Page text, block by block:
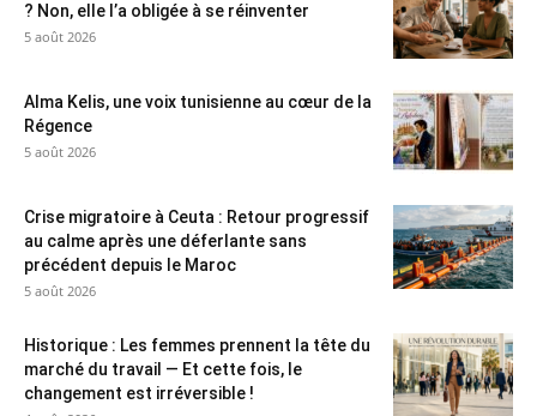
? Non, elle l’a obligée à se réinventer
5 août 2026
Alma Kelis, une voix tunisienne au cœur de la
Régence
5 août 2026
Crise migratoire à Ceuta : Retour progressif
au calme après une déferlante sans
précédent depuis le Maroc
5 août 2026
Historique : Les femmes prennent la tête du
marché du travail — Et cette fois, le
changement est irréversible !